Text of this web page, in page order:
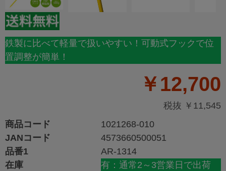
鉄製に比べて軽量で扱いやすい！可動式フックで位
置調整が簡単！
￥12,700
税抜 ￥11,545
商品コード
1021268-010
JANコード
4573660500051
品番1
AR-1314
在庫
有：通常2～3営業日で出荷